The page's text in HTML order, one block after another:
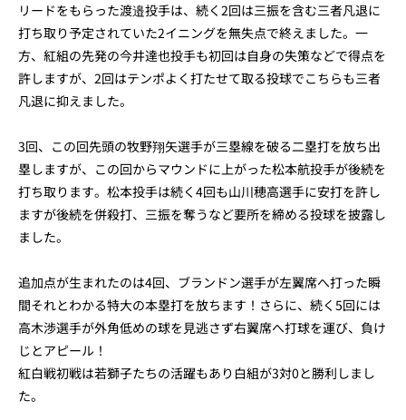
リードをもらった渡邉投手は、続く2回は三振を含む三者凡退に
打ち取り予定されていた2イニングを無失点で終えました。一
方、紅組の先発の今井達也投手も初回は自身の失策などで得点を
許しますが、2回はテンポよく打たせて取る投球でこちらも三者
凡退に抑えました。
3回、この回先頭の牧野翔矢選手が三塁線を破る二塁打を放ち出
塁しますが、この回からマウンドに上がった松本航投手が後続を
打ち取ります。松本投手は続く4回も山川穂高選手に安打を許し
ますが後続を併殺打、三振を奪うなど要所を締める投球を披露し
ました。
追加点が生まれたのは4回、ブランドン選手が左翼席へ打った瞬
間それとわかる特大の本塁打を放ちます！さらに、続く5回には
高木渉選手が外角低めの球を見逃さず右翼席へ打球を運び、負け
じとアピール！
紅白戦初戦は若獅子たちの活躍もあり白組が3対0と勝利しまし
た。